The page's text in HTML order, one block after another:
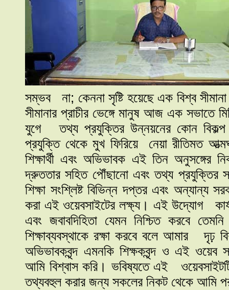
সম্ভব না; কেননা সৃষ্টি হয়েছে এক বিশ্ব সীমানা
সীমানার প্রাচীর ভেঙ্গে মানুষ আজ এক সভাতে
যুগে তথ্য প্রযুক্তির উন্নয়নের কোন
প্রযুক্তি থেকে মুখ ফিরিয়ে নেয়া রীতিমত
শিক্ষার্থী এবং অভিভাবক এই তিন
দ্রুততার সহিত পৌঁছানো এবং তথ্য প্রযুক্তির
শিক্ষা সংশ্লিষ্ট বিভিন্ন দপ্তর এবং অন্যান্য
করা এই ওয়েবসাইটের লক্ষ্য। এই উদ্যোগ
এবং জবাবদিহিতা যেমন নিশ্চিত করবে
শিক্ষাব্যবস্থাকে রক্ষা করবে বলে আমার দৃঢ়
অভিভাবকবৃন্দ এমনকি শিক্ষকবৃন্দ ও এই
আমি বিশ্বাস করি। ভবিষ্যতে এই
তথ্যবহুল করার জন্য সকলের নিকট থেকে আমি